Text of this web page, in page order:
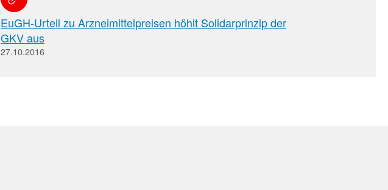
EuGH-Urteil zu Arzneimittelpreisen höhlt Solidarprinzip der
GKV aus
27.10.2016
Apotheken)